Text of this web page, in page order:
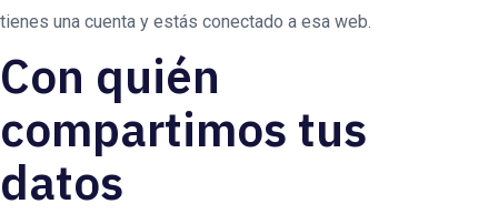
tienes una cuenta y estás conectado a esa web.
Con quién
compartimos tus
datos